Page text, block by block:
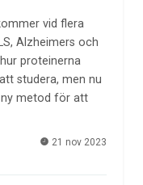
vid flera
Alzheimers och
proteinerna
studera, men nu
ny metod för att
21 nov 2023